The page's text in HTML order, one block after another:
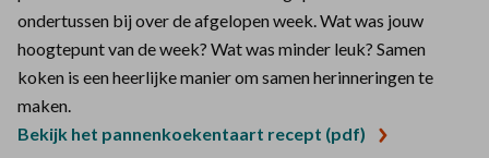
ondertussen bij over de afgelopen week. Wat was jouw
hoogtepunt van de week? Wat was minder leuk? Samen
koken is een heerlijke manier om samen herinneringen te
maken.
Bekijk het pannenkoekentaart recept (pdf)